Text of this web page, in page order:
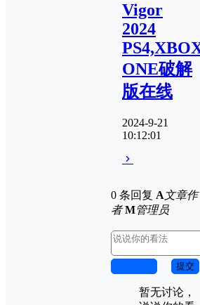
Vigor
2024
ONE破解
版在线
2024-9-21
10:12:01
0 条回复 A文章作
者 M管理员
提交
暂无讨论，